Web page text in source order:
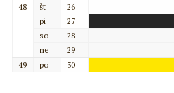
48
št
26
pi
27
so
28
ne
29
49
po 30